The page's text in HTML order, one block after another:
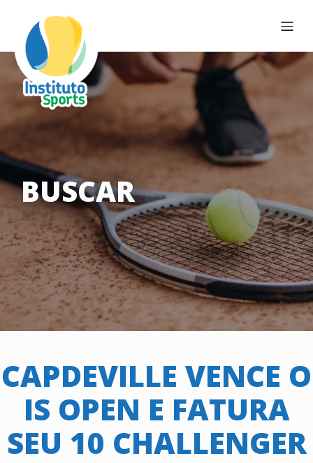
BUSCAR
CAPDEVILLE VENCE O
IS OPEN E FATURA
SEU 10 CHALLENGER